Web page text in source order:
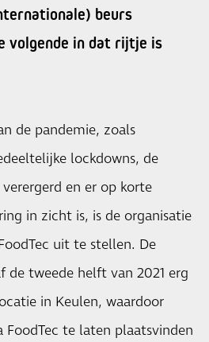
beurs
volgende in dat rijtje is
de pandemie, zoals
lockdowns, de
en er op korte
in zicht is, is de organisatie
uit te stellen. De
de tweede helft van 2021 erg
in Keulen, waardoor
FoodTec te laten plaatsvinden